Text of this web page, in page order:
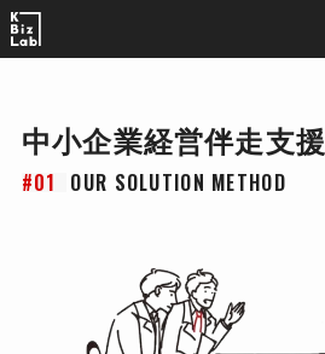
中小企業経営伴走支援
– OUR SOLUTION METHOD –